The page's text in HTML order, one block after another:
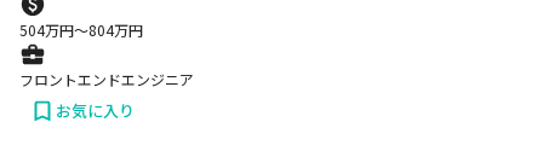
504万円〜804万円
フロントエンドエンジニア
お気に入り